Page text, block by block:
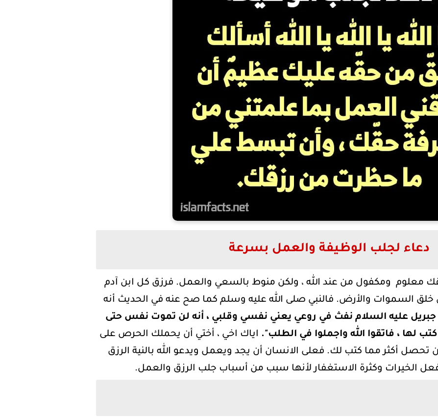
دعاء لجلب الوظيفة والعمل بسرعة
رزقك معلوم ومكفول من عند الله ، ولكن منوط بالسعي والعمل. فرزق كل ابن آدم
السموات والأرض. فالنبي صلى الله عليه وسلم كما صح عنه في الحديث أنه
عليه السلام نفث في روعي يعني نفسي وقلبي ، أنه لن تموت نفس حتى
لها ، فاتقوا الله واجملوا في الطلب". اياك اخي ، أختي أن يحملك الحرص على
تحصل أكثر مما كتب لك. فعلى الانسان أن يجد ويعمل ويدعو الله بالنية الرزق
الخيرات وكثرة الاستغفار لأنها سبب من أسباب جلب الرزق والعمل.